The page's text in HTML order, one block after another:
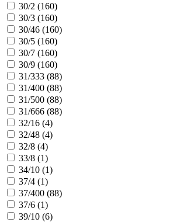
30/2 (160)
30/3 (160)
30/46 (160)
30/5 (160)
30/7 (160)
30/9 (160)
31/333 (88)
31/400 (88)
31/500 (88)
31/666 (88)
32/16 (4)
32/48 (4)
32/8 (4)
33/8 (1)
34/10 (1)
37/4 (1)
37/400 (88)
37/6 (1)
39/10 (6)